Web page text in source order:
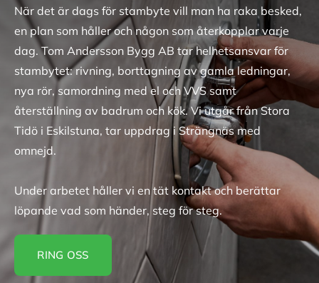
När det är dags för stambyte vill man ha raka besked,
en plan som håller och någon som återkopplar varje
dag. Tom Andersson Bygg AB tar helhetsansvar för
stambytet: rivning, borttagning av gamla ledningar,
nya rör, samordning med el och VVS samt
återställning av badrum och kök. Vi utgår från Stora
Tidö i Eskilstuna, tar uppdrag i Strängnäs med
omnejd.
Under arbetet håller vi en tät kontakt och berättar
löpande vad som händer, steg för steg.
RING OSS